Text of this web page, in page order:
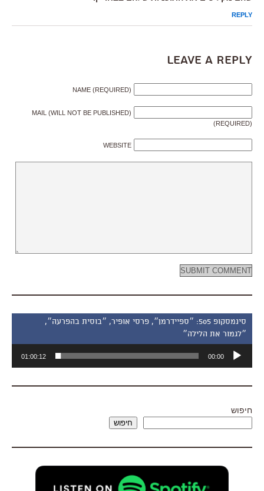
REPLY
Leave a Reply
NAME (REQUIRED)
MAIL (WILL NOT BE PUBLISHED)
(REQUIRED)
WEBSITE
סינמסקופ 505: ״ספיידרמן״, פרסי אופיר, ״בוסית בהפרעה״,
״לגמור את הלילה״
אודיו
00:00
01:00:12
חיפוש
חיפוש